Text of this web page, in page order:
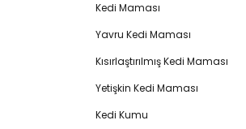
Kedi Maması
Yavru Kedi Maması
Kısırlaştırılmış Kedi Maması
Yetişkin Kedi Maması
Kedi Kumu